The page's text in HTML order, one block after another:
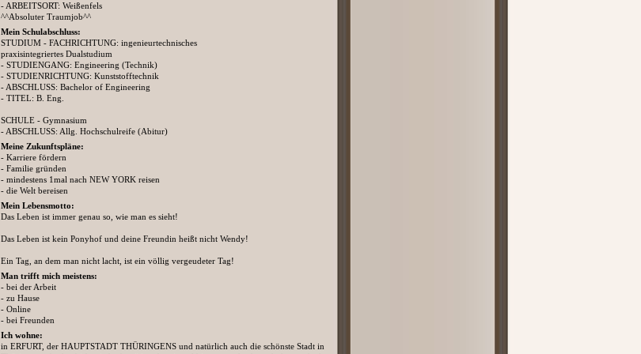
- ARBEITSORT: Weißenfels
^^Absoluter Traumjob^^
Mein Schulabschluss:
STUDIUM - FACHRICHTUNG: ingenieurtechnisches
praxisintegriertes Dualstudium
- STUDIENGANG: Engineering (Technik)
- STUDIENRICHTUNG: Kunststofftechnik
- ABSCHLUSS: Bachelor of Engineering
- TITEL: B. Eng.
SCHULE - Gymnasium
- ABSCHLUSS: Allg. Hochschulreife (Abitur)
Meine Zukunftspläne:
- Karriere fördern
- Familie gründen
- mindestens 1mal nach NEW YORK reisen
- die Welt bereisen
Mein Lebensmotto:
Das Leben ist immer genau so, wie man es sieht!
Das Leben ist kein Ponyhof und deine Freundin heißt nicht Wendy!
Ein Tag, an dem man nicht lacht, ist ein völlig vergeudeter Tag!
Man trifft mich meistens:
- bei der Arbeit
- zu Hause
- Online
- bei Freunden
Ich wohne:
in ERFURT, der HAUPTSTADT THÜRINGENS und natürlich auch die schönste Stadt in